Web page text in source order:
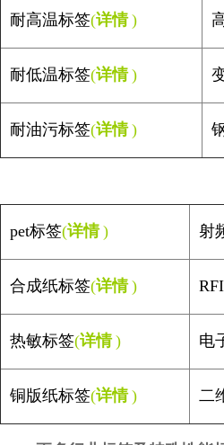
耐高温标签(详情 )
耐低温标签(详情 )
耐油污标签(详情 )
pet标签(详情 ) 射
合成纸标签(详情 )
热敏标签(详情 ) 电
铜版纸标签(详情 ) 二